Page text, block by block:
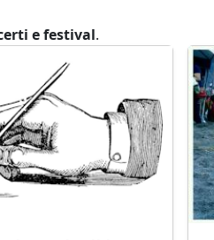
e festival.